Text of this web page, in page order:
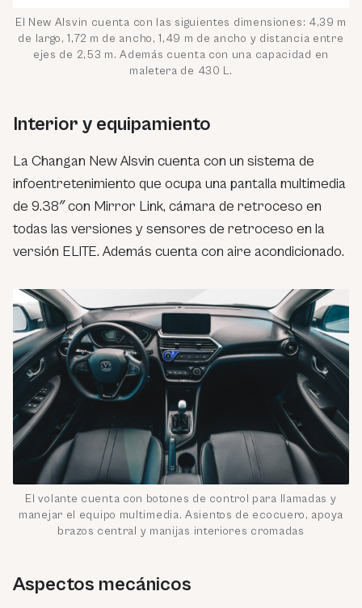
El New Alsvin cuenta con las siguientes dimensiones: 4,39 m
de largo, 1,72 m de ancho, 1,49 m de ancho y distancia entre
ejes de 2,53 m. Además cuenta con una capacidad en
maletera de 430 L.
Interior y equipamiento
La Changan New Alsvin cuenta con un sistema de
infoentretenimiento que ocupa una pantalla multimedia
de 9.38″ con Mirror Link, cámara de retroceso en
todas las versiones y sensores de retroceso en la
versión ELITE. Además cuenta con aire acondicionado.
El volante cuenta con botones de control para llamadas y
manejar el equipo multimedia. Asientos de ecocuero, apoya
brazos central y manijas interiores cromadas
Aspectos mecánicos